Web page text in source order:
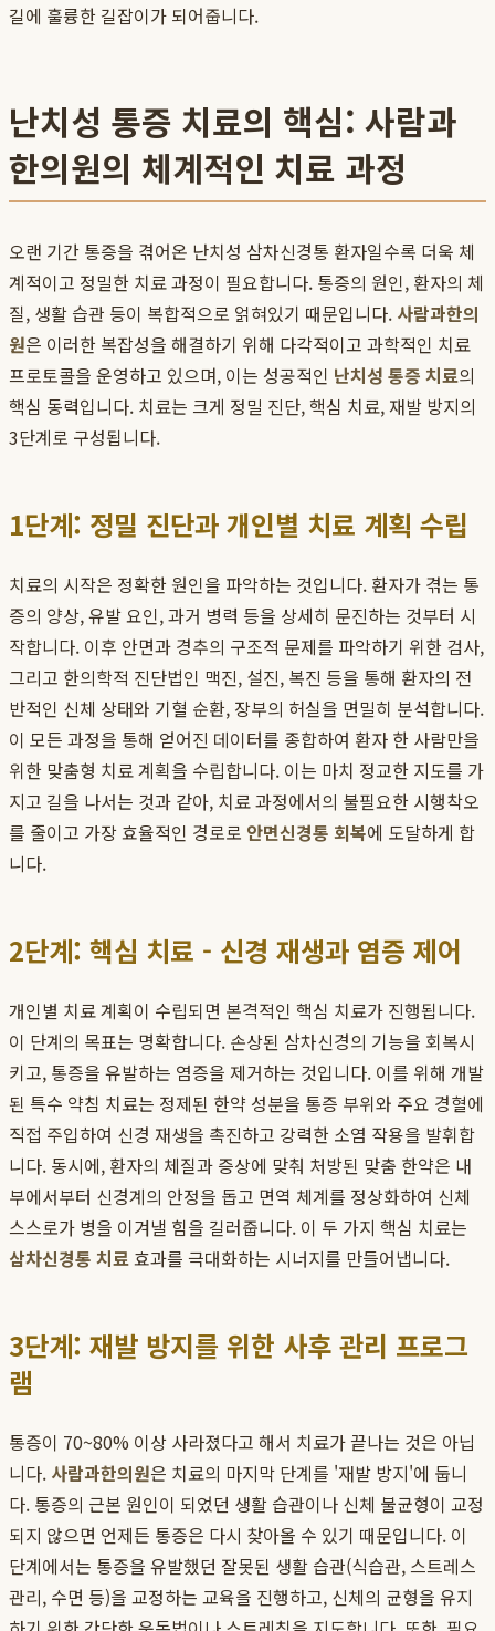
길에 훌륭한 길잡이가 되어줍니다.
난치성 통증 치료의 핵심: 사람과
한의원의 체계적인 치료 과정
오랜 기간 통증을 겪어온 난치성 삼차신경통 환자일수록 더욱 체
계적이고 정밀한 치료 과정이 필요합니다. 통증의 원인, 환자의 체
질, 생활 습관 등이 복합적으로 얽혀있기 때문입니다. 사람과한의
원은 이러한 복잡성을 해결하기 위해 다각적이고 과학적인 치료
프로토콜을 운영하고 있으며, 이는 성공적인 난치성 통증 치료의
핵심 동력입니다. 치료는 크게 정밀 진단, 핵심 치료, 재발 방지의
3단계로 구성됩니다.
1단계: 정밀 진단과 개인별 치료 계획 수립
치료의 시작은 정확한 원인을 파악하는 것입니다. 환자가 겪는 통
증의 양상, 유발 요인, 과거 병력 등을 상세히 문진하는 것부터 시
작합니다. 이후 안면과 경추의 구조적 문제를 파악하기 위한 검사,
그리고 한의학적 진단법인 맥진, 설진, 복진 등을 통해 환자의 전
반적인 신체 상태와 기혈 순환, 장부의 허실을 면밀히 분석합니다.
이 모든 과정을 통해 얻어진 데이터를 종합하여 환자 한 사람만을
위한 맞춤형 치료 계획을 수립합니다. 이는 마치 정교한 지도를 가
지고 길을 나서는 것과 같아, 치료 과정에서의 불필요한 시행착오
를 줄이고 가장 효율적인 경로로 안면신경통 회복에 도달하게 합
니다.
2단계: 핵심 치료 - 신경 재생과 염증 제어
개인별 치료 계획이 수립되면 본격적인 핵심 치료가 진행됩니다.
이 단계의 목표는 명확합니다. 손상된 삼차신경의 기능을 회복시
키고, 통증을 유발하는 염증을 제거하는 것입니다. 이를 위해 개발
된 특수 약침 치료는 정제된 한약 성분을 통증 부위와 주요 경혈에
직접 주입하여 신경 재생을 촉진하고 강력한 소염 작용을 발휘합
니다. 동시에, 환자의 체질과 증상에 맞춰 처방된 맞춤 한약은 내
부에서부터 신경계의 안정을 돕고 면역 체계를 정상화하여 신체
스스로가 병을 이겨낼 힘을 길러줍니다. 이 두 가지 핵심 치료는
삼차신경통 치료효과를 극대화하는 시너지를 만들어냅니다.
3단계: 재발 방지를 위한 사후 관리 프로그
램
통증이 70~80% 이상 사라졌다고 해서 치료가 끝나는 것은 아닙
니다. 사람과한의원은 치료의 마지막 단계를 '재발 방지'에 둡니
다. 통증의 근본 원인이 되었던 생활 습관이나 신체 불균형이 교정
되지 않으면 언제든 통증은 다시 찾아올 수 있기 때문입니다. 이
단계에서는 통증을 유발했던 잘못된 생활 습관(식습관, 스트레스
관리, 수면 등)을 교정하는 교육을 진행하고, 신체의 균형을 유지